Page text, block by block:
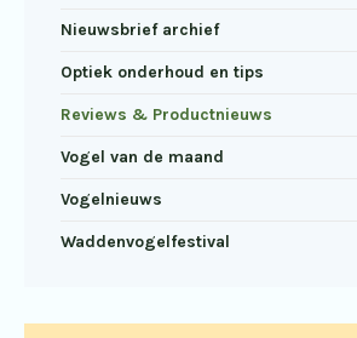
Nieuwsbrief archief
Optiek onderhoud en tips
Reviews & Productnieuws
Vogel van de maand
Vogelnieuws
Waddenvogelfestival